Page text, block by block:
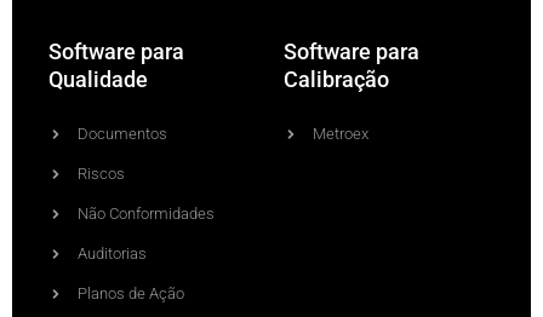
Software para
Qualidade
Documentos
Riscos
Não Conformidades
Auditorias
Planos de Ação
Software para
Calibração
Metroex